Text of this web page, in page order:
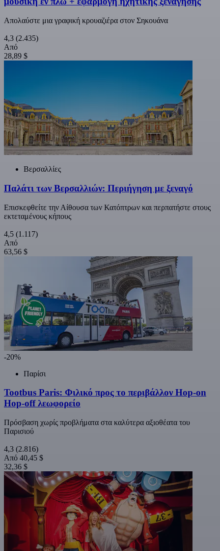
Απολαύστε μια γραφική κρουαζιέρα στον Σηκουάνα
4,3 (2.435)
Από
28,89 $
Βερσαλλίες
Παλάτι των Βερσαλλιών: Περιήγηση με ξεναγό
Επισκεφθείτε την Αίθουσα των Κατόπτρων και περπατήστε στους
εκτεταμένους κήπους
4,5 (1.117)
Από
63,56 $
-20%
Παρίσι
Tootbus Paris: Φιλικό προς το περιβάλλον Hop-on
Hop-off λεωφορείο
Πρόσβαση χωρίς προβλήματα στα καλύτερα αξιοθέατα του
Παρισιού
4,3 (2.816)
Από 40,45 $
32,36 $